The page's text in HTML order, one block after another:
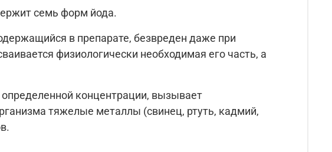
семь форм йода.
в препарате, безвреден даже при
физиологически необходимая его часть, а
концентрации, вызывает
тяжелые металлы (свинец, ртуть, кадмий,